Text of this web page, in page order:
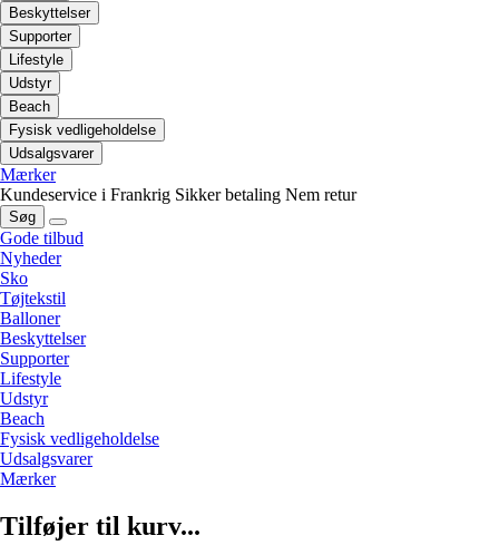
Beskyttelser
Supporter
Lifestyle
Udstyr
Beach
Fysisk vedligeholdelse
Udsalgsvarer
Mærker
Kundeservice i Frankrig Sikker betaling Nem retur
Søg
Gode tilbud
Nyheder
Sko
Tøjtekstil
Balloner
Beskyttelser
Supporter
Lifestyle
Udstyr
Beach
Fysisk vedligeholdelse
Udsalgsvarer
Mærker
Tilføjer til kurv...